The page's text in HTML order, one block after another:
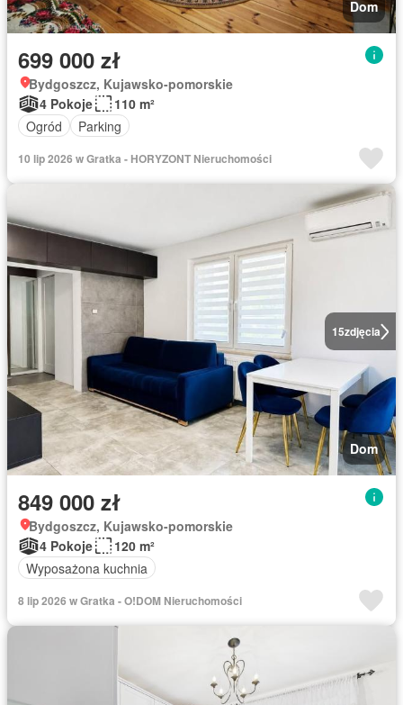
Dom
699 000 zł
Bydgoszcz, Kujawsko-pomorskie
4 Pokoje
110 m²
Ogród
Parking
10 lip 2026 w Gratka - HORYZONT Nieruchomości
15zdjęcia
Dom
849 000 zł
Bydgoszcz, Kujawsko-pomorskie
4 Pokoje
120 m²
Wyposażona kuchnia
8 lip 2026 w Gratka - O!DOM Nieruchomości